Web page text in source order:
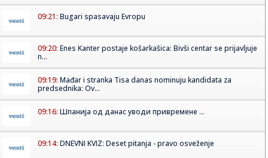
09:21: Bugari spasavaju Evropu
09:20: Enes Kanter postaje košarkašica: Bivši centar se prijavljuje
n...
09:19: Mađar i stranka Tisa danas nominuju kandidata za
predsednika: Ov...
09:16: Шпанија од данас уводи привремене ...
09:14: DNEVNI KVIZ: Deset pitanja - pravo osveženje